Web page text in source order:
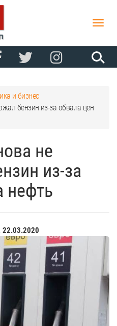
Toggle
и бизнес
бензин из-за обвала цен
не
из-за
нефть
, 22.03.2020